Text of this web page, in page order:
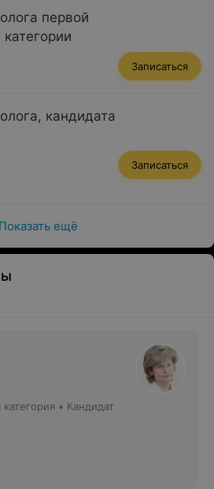
первой
Записаться
кандидата
Записаться
Показать ещё
• Кандидат